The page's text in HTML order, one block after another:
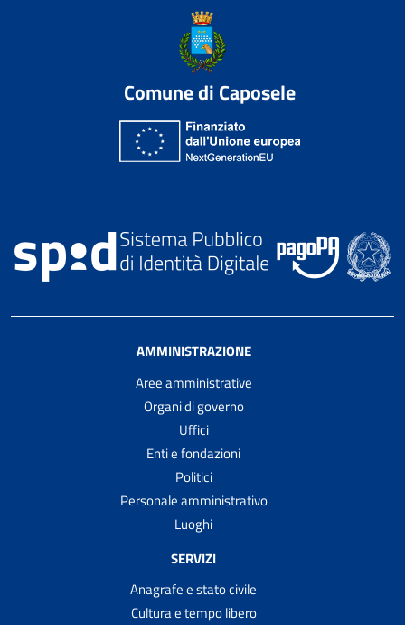
Comune di Caposele
AMMINISTRAZIONE
Aree amministrative
Organi di governo
Uffici
Enti e fondazioni
Politici
Personale amministrativo
Luoghi
SERVIZI
Anagrafe e stato civile
Cultura e tempo libero